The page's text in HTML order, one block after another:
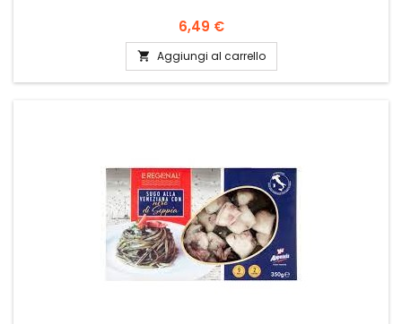
Prezzo
6,49 €
 Aggiungi al carrello